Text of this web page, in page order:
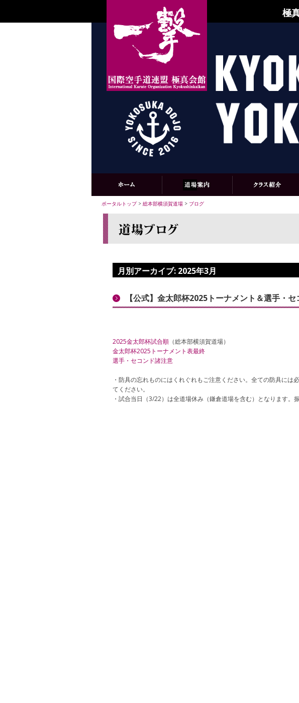
極
ポータルトップ> 総本部横須賀道場 > ブログ
月別アーカイブ: 2025年3月
【公式】金太郎杯2025トーナメント＆選手・
2025金太郎杯試合順（総本部横須賀道場）
金太郎杯2025トーナメント表最終
選手・セコンド諸注意
・防具の忘れものにはくれぐれもご注意ください。全ての防具に
てください。
・試合当日（3/22）は全道場休み（鎌倉道場を含む）となります。